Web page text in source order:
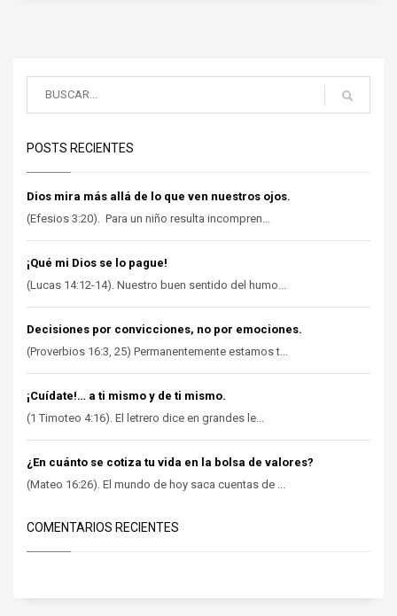
POSTS RECIENTES
Dios mira más allá de lo que ven nuestros ojos.
(Efesios 3:20). Para un niño resulta incompren...
¡Qué mi Dios se lo pague!
(Lucas 14:12-14). Nuestro buen sentido del humo...
Decisiones por convicciones, no por emociones.
(Proverbios 16:3, 25) Permanentemente estamos t...
¡Cuídate!… a ti mismo y de ti mismo.
(1 Timoteo 4:16). El letrero dice en grandes le...
¿En cuánto se cotiza tu vida en la bolsa de valores?
(Mateo 16:26). El mundo de hoy saca cuentas de ...
COMENTARIOS RECIENTES